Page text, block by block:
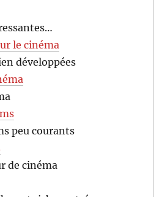
le cinéma
développées
peu courants
de cinéma